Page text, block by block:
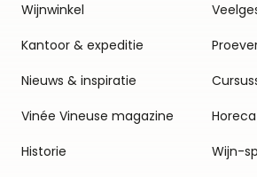
Wijnwinkel
Kantoor & expeditie
Nieuws & inspiratie
Vinée Vineuse magazine
Historie
Horeca
Wijn-